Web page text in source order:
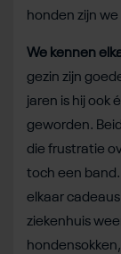
honden zijn
We kennen
gezin zijn
jaren is hij ook
geworden.
die frustratie
toch een
elkaar
ziekenhuis